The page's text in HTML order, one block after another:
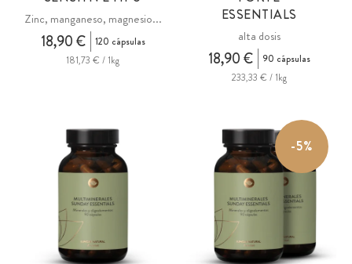
Zinc, manganeso, magnesio...
18,90 €
120 cápsulas
181,73 € / 1kg
ESSENTIALS
alta dosis
18,90 €
90 cápsulas
233,33 € / 1kg
-5%